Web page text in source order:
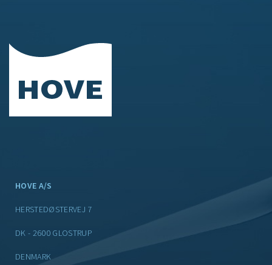
HOVE A/S
HERSTEDØSTERVEJ 7
DK - 2600 GLOSTRUP
DENMARK